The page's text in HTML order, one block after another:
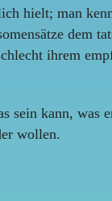
hielt; man
dem
ihrem
kann, was
wollen.